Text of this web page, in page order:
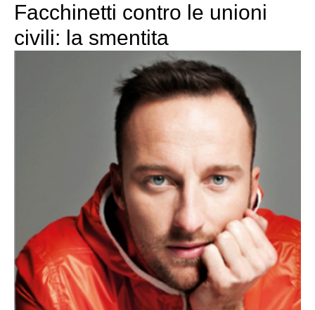
Facchinetti contro le unioni
civili: la smentita